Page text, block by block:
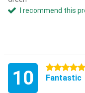
I recommend this
10 5 stars
Fantastic